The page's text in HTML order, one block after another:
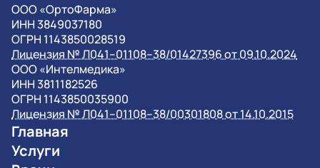
OOO «ОртоФарма»
ИНН 3849037180
ОГРН 1143850028519
Лицензия № Л041–01108–38/01427396 от 09.10.2024
OOO «Интелмедика»
ИНН 3811182526
ОГРН 1143850035900
Лицензия № Л041–01108–38/00301808 от 14.10.2015
Главная
Услуги